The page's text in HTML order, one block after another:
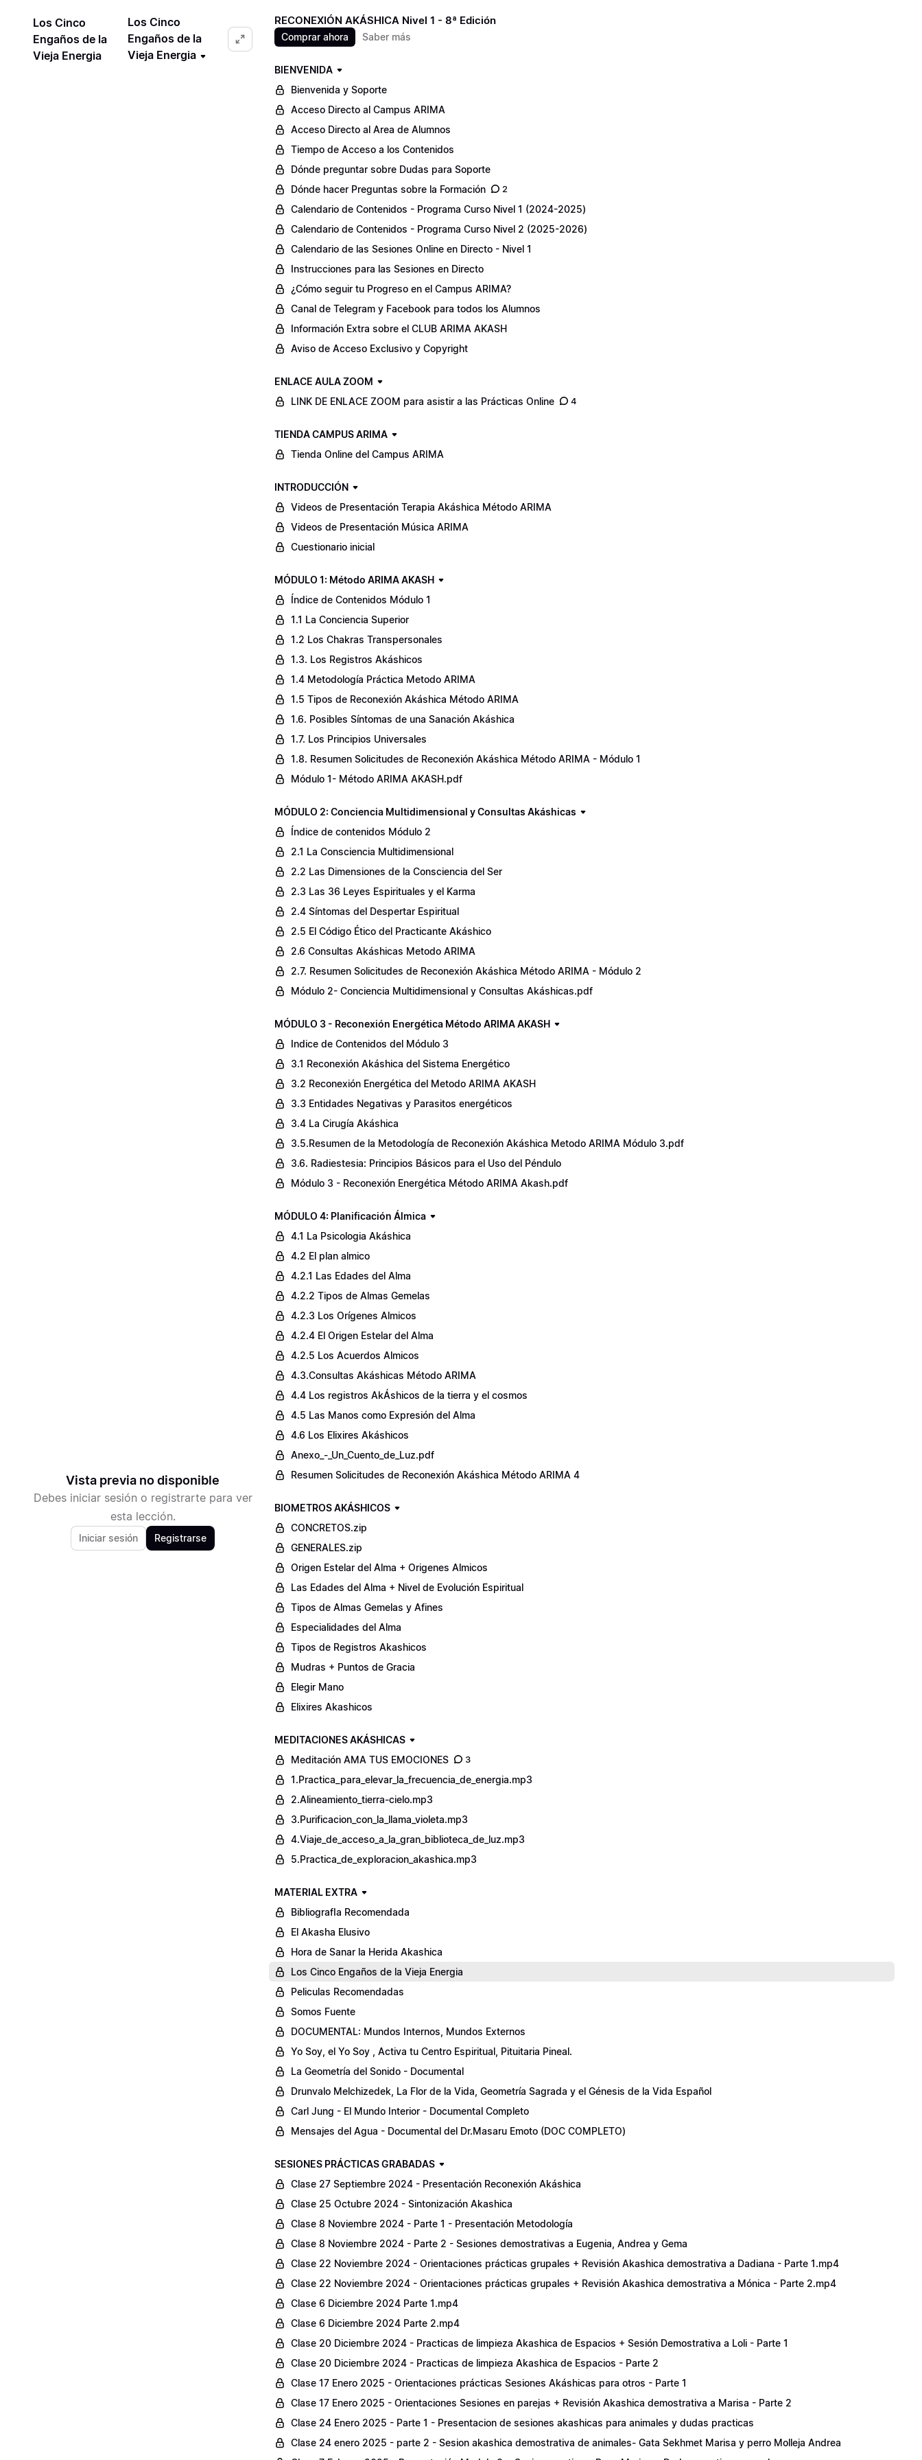
Los Cinco
Engaños de la
Vieja Energia
Los Cinco
Engaños de la
Vieja Energia
Vista previa no disponible
Debes iniciar sesión o registrarte para ver
esta lección.
Iniciar sesión Registrarse
RECONEXIÓN AKÁSHICA Nivel 1 - 8ª Edición
Comprar ahora Saber más
BIENVENIDA
Bienvenida y Soporte
Acceso Directo al Campus ARIMA
Acceso Directo al Area de Alumnos
Tiempo de Acceso a los Contenidos
Dónde preguntar sobre Dudas para Soporte
Dónde hacer Preguntas sobre la Formación
2
Calendario de Contenidos - Programa Curso Nivel 1 (2024-2025)
Calendario de Contenidos - Programa Curso Nivel 2 (2025-2026)
Calendario de las Sesiones Online en Directo - Nivel 1
Instrucciones para las Sesiones en Directo
¿Cómo seguir tu Progreso en el Campus ARIMA?
Canal de Telegram y Facebook para todos los Alumnos
Información Extra sobre el CLUB ARIMA AKASH
Aviso de Acceso Exclusivo y Copyright
ENLACE AULA ZOOM
LINK DE ENLACE ZOOM para asistir a las Prácticas Online
4
TIENDA CAMPUS ARIMA
Tienda Online del Campus ARIMA
INTRODUCCIÓN
Videos de Presentación Terapia Akáshica Método ARIMA
Videos de Presentación Música ARIMA
Cuestionario inicial
MÓDULO 1: Método ARIMA AKASH
Índice de Contenidos Módulo 1
1.1 La Conciencia Superior
1.2 Los Chakras Transpersonales
1.3. Los Registros Akáshicos
1.4 Metodología Práctica Metodo ARIMA
1.5 Tipos de Reconexión Akáshica Método ARIMA
1.6. Posibles Síntomas de una Sanación Akáshica
1.7. Los Principios Universales
1.8. Resumen Solicitudes de Reconexión Akáshica Método ARIMA - Módulo 1
Módulo 1- Método ARIMA AKASH.pdf
MÓDULO 2: Conciencia Multidimensional y Consultas Akáshicas
Índice de contenidos Módulo 2
2.1 La Consciencia Multidimensional
2.2 Las Dimensiones de la Consciencia del Ser
2.3 Las 36 Leyes Espirituales y el Karma
2.4 Síntomas del Despertar Espiritual
2.5 El Código Ético del Practicante Akáshico
2.6 Consultas Akáshicas Metodo ARIMA
2.7. Resumen Solicitudes de Reconexión Akáshica Método ARIMA - Módulo 2
Módulo 2- Conciencia Multidimensional y Consultas Akáshicas.pdf
MÓDULO 3 - Reconexión Energética Método ARIMA AKASH
Indice de Contenidos del Módulo 3
3.1 Reconexión Akáshica del Sistema Energético
3.2 Reconexión Energética del Metodo ARIMA AKASH
3.3 Entidades Negativas y Parasitos energéticos
3.4 La Cirugía Akáshica
3.5.Resumen de la Metodología de Reconexión Akáshica Metodo ARIMA Módulo 3.pdf
3.6. Radiestesia: Principios Básicos para el Uso del Péndulo
Módulo 3 - Reconexión Energética Método ARIMA Akash.pdf
MÓDULO 4: Planificación Álmica
4.1 La Psicologia Akáshica
4.2 El plan almico
4.2.1 Las Edades del Alma
4.2.2 Tipos de Almas Gemelas
4.2.3 Los Orígenes Almicos
4.2.4 El Origen Estelar del Alma
4.2.5 Los Acuerdos Almicos
4.3.Consultas Akáshicas Método ARIMA
4.4 Los registros AkÁshicos de la tierra y el cosmos
4.5 Las Manos como Expresión del Alma
4.6 Los Elixires Akáshicos
Anexo_-_Un_Cuento_de_Luz.pdf
Resumen Solicitudes de Reconexión Akáshica Método ARIMA 4
BIOMETROS AKÁSHICOS
CONCRETOS.zip
GENERALES.zip
Origen Estelar del Alma + Origenes Almicos
Las Edades del Alma + Nivel de Evolución Espiritual
Tipos de Almas Gemelas y Afines
Especialidades del Alma
Tipos de Registros Akashicos
Mudras + Puntos de Gracia
Elegir Mano
Elixires Akashicos
MEDITACIONES AKÁSHICAS
Meditación AMA TUS EMOCIONES
3
1.Practica_para_elevar_la_frecuencia_de_energia.mp3
2.Alineamiento_tierra-cielo.mp3
3.Purificacion_con_la_llama_violeta.mp3
4.Viaje_de_acceso_a_la_gran_biblioteca_de_luz.mp3
5.Practica_de_exploracion_akashica.mp3
MATERIAL EXTRA
BibliografIa Recomendada
El Akasha Elusivo
Hora de Sanar la Herida Akashica
Los Cinco Engaños de la Vieja Energia
Peliculas Recomendadas
Somos Fuente
DOCUMENTAL: Mundos Internos, Mundos Externos
Yo Soy, el Yo Soy , Activa tu Centro Espiritual, Pituitaria Pineal.
La Geometría del Sonido - Documental
Drunvalo Melchizedek, La Flor de la Vida, Geometría Sagrada y el Génesis de la Vida Español
Carl Jung - El Mundo Interior - Documental Completo
Mensajes del Agua - Documental del Dr.Masaru Emoto (DOC COMPLETO)
SESIONES PRÁCTICAS GRABADAS
Clase 27 Septiembre 2024 - Presentación Reconexión Akáshica
Clase 25 Octubre 2024 - Sintonización Akashica
Clase 8 Noviembre 2024 - Parte 1 - Presentación Metodología
Clase 8 Noviembre 2024 - Parte 2 - Sesiones demostrativas a Eugenia, Andrea y Gema
Clase 22 Noviembre 2024 - Orientaciones prácticas grupales + Revisión Akashica demostrativa a Dadiana - Parte 1.mp4
Clase 22 Noviembre 2024 - Orientaciones prácticas grupales + Revisión Akashica demostrativa a Mónica - Parte 2.mp4
Clase 6 Diciembre 2024 Parte 1.mp4
Clase 6 Diciembre 2024 Parte 2.mp4
Clase 20 Diciembre 2024 - Practicas de limpieza Akashica de Espacios + Sesión Demostrativa a Loli - Parte 1
Clase 20 Diciembre 2024 - Practicas de limpieza Akashica de Espacios - Parte 2
Clase 17 Enero 2025 - Orientaciones prácticas Sesiones Akáshicas para otros - Parte 1
Clase 17 Enero 2025 - Orientaciones Sesiones en parejas + Revisión Akashica demostrativa a Marisa - Parte 2
Clase 24 Enero 2025 - Parte 1 - Presentacion de sesiones akashicas para animales y dudas practicas
Clase 24 enero 2025 - parte 2 - Sesion akashica demostrativa de animales- Gata Sekhmet Marisa y perro Molleja Andrea